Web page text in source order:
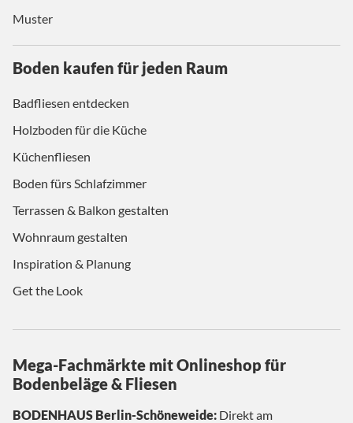
Muster
Boden kaufen für jeden Raum
Badfliesen entdecken
Holzboden für die Küche
Küchenfliesen
Boden fürs Schlafzimmer
Terrassen & Balkon gestalten
Wohnraum gestalten
Inspiration & Planung
Get the Look
Mega-Fachmärkte mit Onlineshop für
Bodenbeläge & Fliesen
BODENHAUS Berlin-Schöneweide: Direkt am